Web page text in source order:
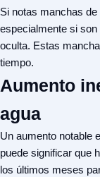
Si notas manchas
especialmente si
oculta. Estas
tiempo.
Aumento
agua
Un aumento notable
puede significar que
los últimos meses